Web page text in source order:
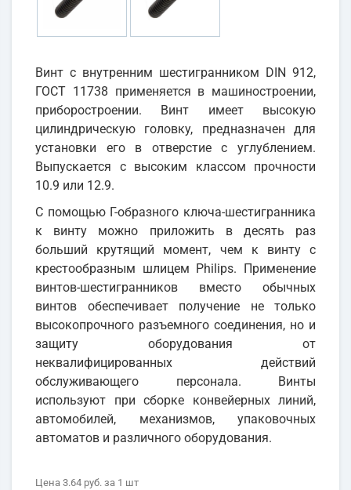
Винт с внутренним шестигранником DIN 912,
ГОСТ 11738 применяется в машиностроении,
приборостроении. Винт имеет высокую
цилиндрическую головку, предназначен для
установки его в отверстие с углублением.
Выпускается с высоким классом прочности
10.9 или 12.9.
С помощью Г-образного ключа-шестигранника
к винту можно приложить в десять раз
больший крутящий момент, чем к винту с
крестообразным шлицем Philips. Применение
винтов-шестигранников вместо обычных
винтов обеспечивает получение не только
высокопрочного разъемного соединения, но и
защиту оборудования от
неквалифицированных действий
обслуживающего персонала. Винты
используют при сборке конвейерных линий,
автомобилей, механизмов, упаковочных
автоматов и различного оборудования.
Цена 3.64 руб. за 1 шт